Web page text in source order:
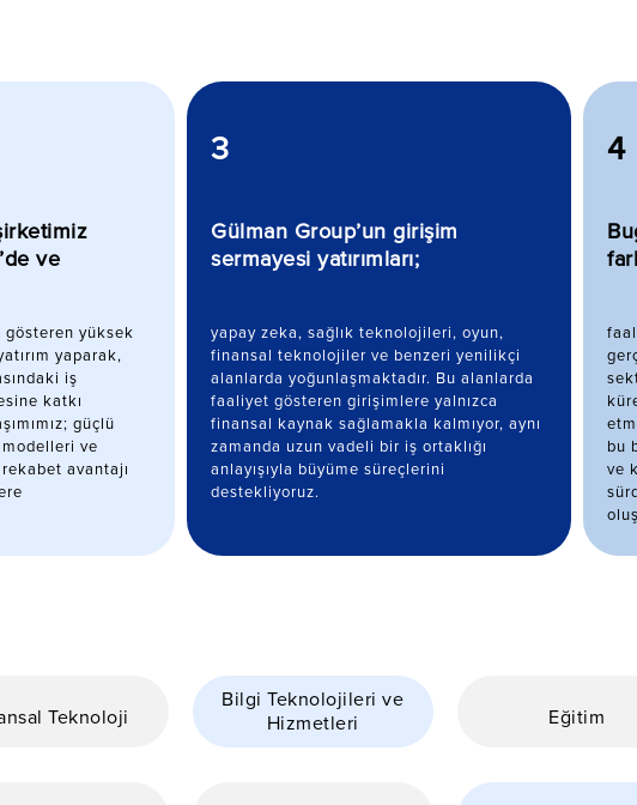
ve
yüksek
yaparak,
iş
katkı
güçlü
ve
avantajı
3
Gülman Group’un girişim
sermayesi yatırımları;
yapay zeka, sağlık teknolojileri, oyun,
finansal teknolojiler ve benzeri yenilikçi
alanlarda yoğunlaşmaktadır. Bu alanlarda
faaliyet gösteren girişimlere yalnızca
finansal kaynak sağlamakla kalmıyor, aynı
zamanda uzun vadeli bir iş ortaklığı
anlayışıyla büyüme süreçlerini
destekliyoruz.
4
bu
ve
Teknoloji
Bilgi Teknolojileri ve
Hizmetleri
Eğitim